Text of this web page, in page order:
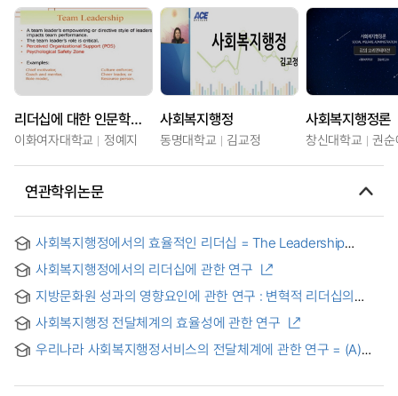
리더십에 대한 인문학적 통찰
이화여자대학교 정예지
사회복지행정
동명대학교 김교정
사회복지행정론
창신대학교 권
연관학위논문
사회복지행정에서의 효율적인 리더십 = The Leadership
사회복지행정에서의 리더십에 관한 연구
지방문화원 성과의 영향요인에 관한 연구 : 변혁적 리더십의
사회복지행정 전달체계의 효율성에 관한 연구
우리나라 사회복지행정서비스의 전달체계에 관한 연구 = (A)